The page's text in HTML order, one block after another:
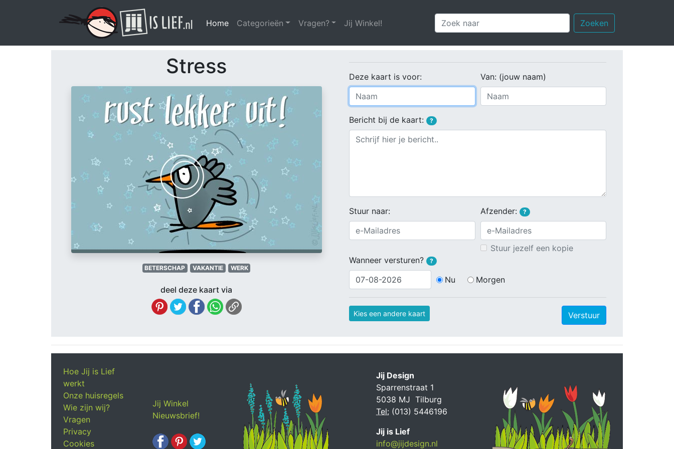
Home (huidige)
Categorieën Vragen? Jij Winkel! Zoeken
Stress
BETERSCHAP VAKANTIE WERK
deel deze kaart via
Deze kaart is voor: Van: (jouw naam)
Bericht bij de kaart: ?
Stuur naar: Afzender: ?
Stuur jezelf een kopie
Wanneer versturen?
?
Nu Morgen
Kies een andere kaart Verstuur
Hoe Jij is Lief
werkt
Onze huisregels
Wie zijn wij?
Vragen
Privacy
Cookies
Jij Winkel
Nieuwsbrief!
Jij Design
Sparrenstraat 1
5038 MJ Tilburg
Tel: (013) 5446196
Jij is Lief
info@jijdesign.nl